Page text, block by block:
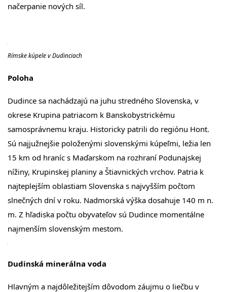
načerpanie nových síl.
Rímske kúpele v Dudinciach
Poloha
Dudince sa nachádzajú na juhu stredného Slovenska, v
okrese Krupina patriacom k Banskobystrickému
samosprávnemu kraju. Historicky patrili do regiónu Hont.
Sú najjužnejšie položenými slovenskými kúpeľmi, ležia len
15 km od hraníc s Maďarskom na rozhraní Podunajskej
nížiny, Krupinskej planiny a Štiavnických vrchov. Patria k
najteplejším oblastiam Slovenska s najvyšším počtom
slnečných dní v roku. Nadmorská výška dosahuje 140 m n.
m. Z hľadiska počtu obyvateľov sú Dudince momentálne
najmenším slovenským mestom.
Dudinská minerálna voda
Hlavným a najdôležitejším dôvodom záujmu o liečbu v